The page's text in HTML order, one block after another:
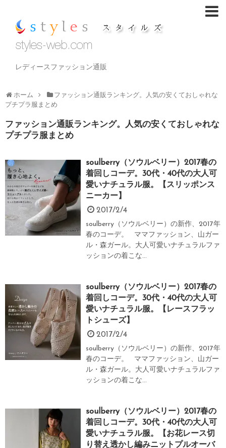
レディースファッション通販
ホーム
ファッション通販ランキング。人気の安くておしゃれな
プチプラ服まとめ
ファッション通販ランキング。人気の安くておしゃれな
プチプラ服まとめ
soulberry（ソウルベリー）2017春の
着回しコーデ。30代・40代の大人可
愛いナチュラル服。【スリッポンス
ニーカー】
2017/2/4
soulberry（ソウルベリー）の新作、2017年
春のコーデ。 ママファッション、山ガー
ル・森ガール。大人可愛いナチュラルファ
ッションの着こな...
soulberry（ソウルベリー）2017春の
着回しコーデ。30代・40代の大人可
愛いナチュラル服。【レースフラッ
トシューズ】
2017/2/4
soulberry（ソウルベリー）の新作、2017年
春のコーデ。 ママファッション、山ガー
ル・森ガール。大人可愛いナチュラルファ
ッションの着こな...
soulberry（ソウルベリー）2017春の
着回しコーデ。30代・40代の大人可
愛いナチュラル服。【お花レース切
り替え透かし編みニットプルオーバ